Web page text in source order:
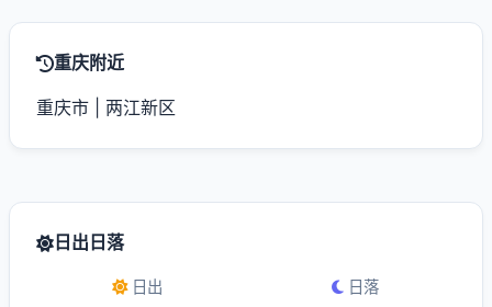
重庆附近
重庆市 两江新区
日出日落
日出 日落